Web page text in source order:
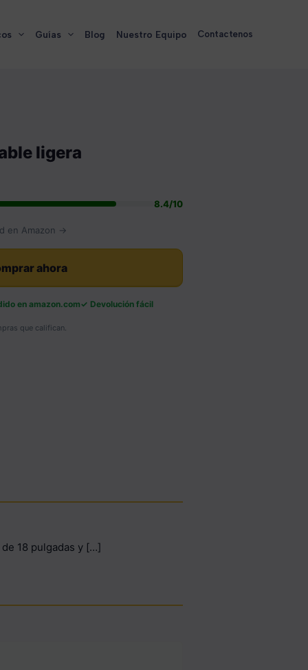
Guías Blog Nuestro Equipo Contactenos
ligera
8.4/10
en Amazon →
ahora
en amazon.com Devolución fácil
que califican.
18 pulgadas y […]